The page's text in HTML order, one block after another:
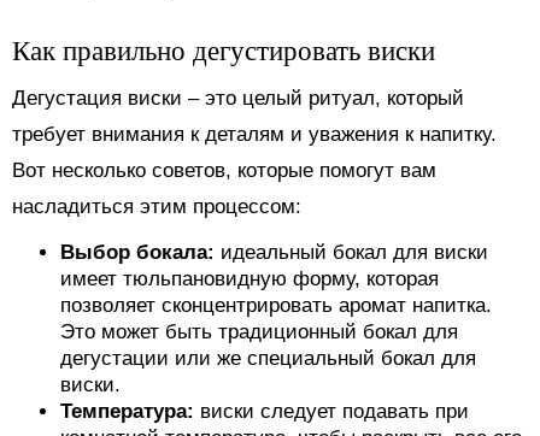
Как правильно дегустировать виски
Дегустация виски – это целый ритуал, который
требует внимания к деталям и уважения к напитку.
Вот несколько советов, которые помогут вам
насладиться этим процессом:
Выбор бокала: идеальный бокал для виски
имеет тюльпановидную форму, которая
позволяет сконцентрировать аромат напитка.
Это может быть традиционный бокал для
дегустации или же специальный бокал для
виски.
Температура: виски следует подавать при